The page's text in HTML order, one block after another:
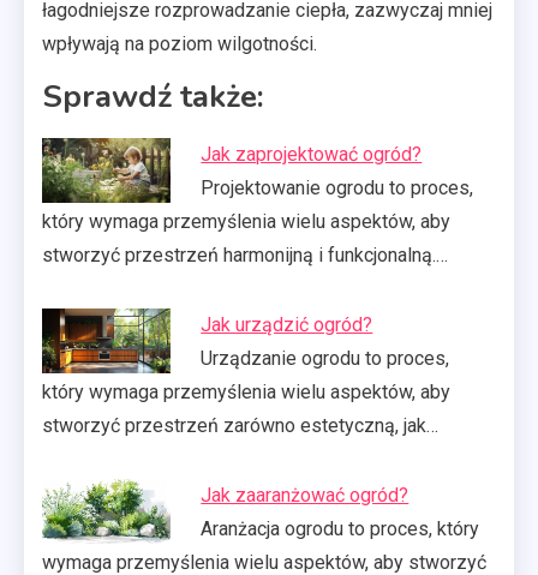
łagodniejsze rozprowadzanie ciepła, zazwyczaj mniej
wpływają na poziom wilgotności.
Sprawdź także:
Jak zaprojektować ogród?
Projektowanie ogrodu to proces,
który wymaga przemyślenia wielu aspektów, aby
stworzyć przestrzeń harmonijną i funkcjonalną.…
Jak urządzić ogród?
Urządzanie ogrodu to proces,
który wymaga przemyślenia wielu aspektów, aby
stworzyć przestrzeń zarówno estetyczną, jak…
Jak zaaranżować ogród?
Aranżacja ogrodu to proces, który
wymaga przemyślenia wielu aspektów, aby stworzyć